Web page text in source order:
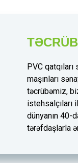
PVC
maşınları
təcrübəmiz,
istehsalçıları
dünyanın 40-
tərəfdaşlarla